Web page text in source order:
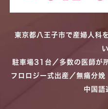
東京都八王子市で産婦人科
駐車場31台／多数の医師が
フロロジー式出産／無痛分
中国語